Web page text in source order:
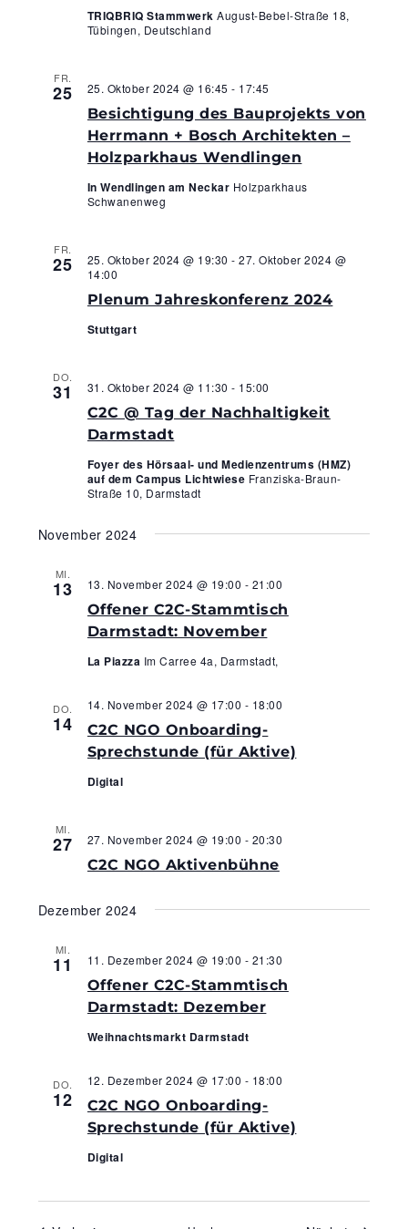
TRIQBRIQ StammwerkAugust-Bebel-Straße 18,
Tübingen, Deutschland
FR.
25
Besichtigung des Bauprojekts von
Herrmann + Bosch Architekten –
Holzparkhaus Wendlingen
25. Oktober 2024 @ 16:45 - 17:45
In Wendlingen am Neckar Holzparkhaus
Schwanenweg
FR.
25
Plenum Jahreskonferenz 2024
25. Oktober 2024 @ 19:30 -27. Oktober 2024 @
14:00
Stuttgart
DO.
31
C2C @ Tag der Nachhaltigkeit
Darmstadt
31. Oktober 2024 @ 11:30 - 15:00
Foyer des Hörsaal- und Medienzentrums (HMZ)
auf dem Campus Lichtwiese Franziska-Braun-
Straße 10, Darmstadt
November 2024
MI.
13
Offener C2C-Stammtisch
Darmstadt: November
13. November 2024 @ 19:00 - 21:00
La Piazza Im Carree 4a, Darmstadt,
DO.
14
C2C NGO Onboarding-
Sprechstunde (für Aktive)
14. November 2024 @ 17:00 - 18:00
Digital
MI.
27
C2C NGO Aktivenbühne
27. November 2024 @ 19:00 - 20:30
Dezember 2024
MI.
11
Offener C2C-Stammtisch
Darmstadt: Dezember
11. Dezember 2024 @ 19:00 - 21:30
Weihnachtsmarkt Darmstadt
DO.
12
C2C NGO Onboarding-
Sprechstunde (für Aktive)
12. Dezember 2024 @ 17:00 - 18:00
Digital